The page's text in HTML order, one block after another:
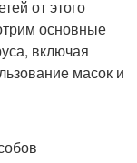
от этого
основные
включая
масок и